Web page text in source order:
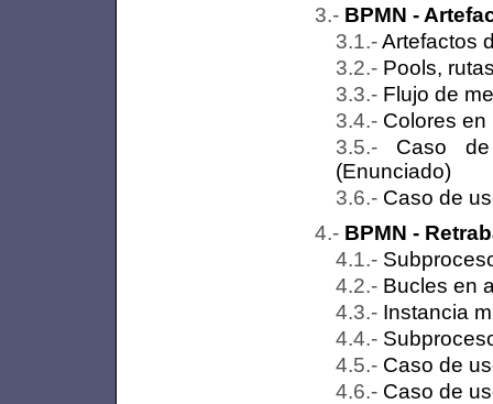
BPMN -
Artefactos
Pools,
Flujo de
Colores en
Caso
(Enunciado)
Caso de
BPMN -
Bucles en
Instancia
Caso de
Caso de